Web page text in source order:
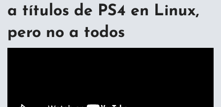
a títulos de PS4 en Linux,
pero no a todos